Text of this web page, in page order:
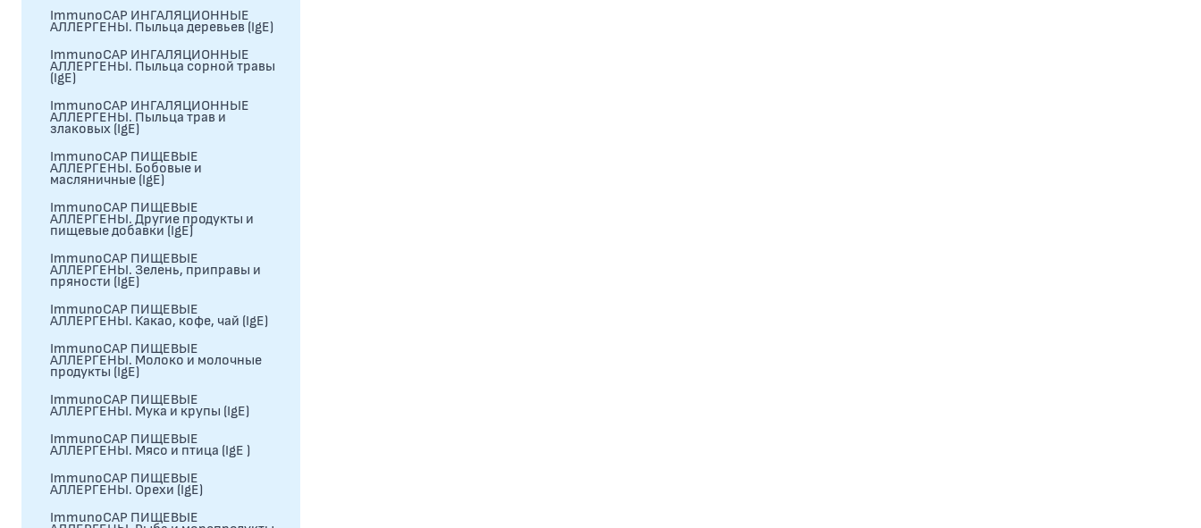
ImmunoCAP ИНГАЛЯЦИОННЫЕ
АЛЛЕРГЕНЫ. Пыльца деревьев (IgE)
ImmunoCAP ИНГАЛЯЦИОННЫЕ
АЛЛЕРГЕНЫ. Пыльца сорной травы
(IgE)
ImmunoCAP ИНГАЛЯЦИОННЫЕ
АЛЛЕРГЕНЫ. Пыльца трав и
злаковых (IgE)
ImmunoCAP ПИЩЕВЫЕ
АЛЛЕРГЕНЫ. Бобовые и
масляничные (IgE)
ImmunoCAP ПИЩЕВЫЕ
АЛЛЕРГЕНЫ. Другие продукты и
пищевые добавки (IgE)
ImmunoCAP ПИЩЕВЫЕ
АЛЛЕРГЕНЫ. Зелень, приправы и
пряности (IgE)
ImmunoCAP ПИЩЕВЫЕ
АЛЛЕРГЕНЫ. Какао, кофе, чай (IgE)
ImmunoCAP ПИЩЕВЫЕ
АЛЛЕРГЕНЫ. Молоко и молочные
продукты (IgE)
ImmunoCAP ПИЩЕВЫЕ
АЛЛЕРГЕНЫ. Мука и крупы (IgE)
ImmunoCAP ПИЩЕВЫЕ
АЛЛЕРГЕНЫ. Мясо и птица (IgE )
ImmunoCAP ПИЩЕВЫЕ
АЛЛЕРГЕНЫ. Орехи (IgE)
ImmunoCAP ПИЩЕВЫЕ